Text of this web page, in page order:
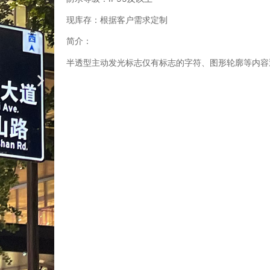
现库存：根据客户需求定制
简介：
半透型主动发光标志仅有标志的字符、图形轮廓等内容